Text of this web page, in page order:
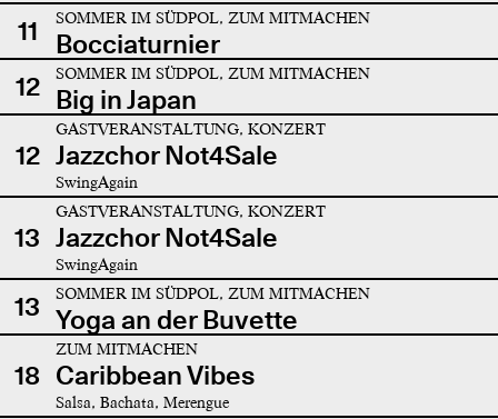
11 SOMMER IM SÜDPOL, ZUM MITMACHEN
Bocciaturnier
12
SOMMER IM SÜDPOL, ZUM MITMACHEN
Big in Japan
12
GASTVERANSTALTUNG, KONZERT
Jazzchor Not4Sale
SwingAgain
13
GASTVERANSTALTUNG, KONZERT
Jazzchor Not4Sale
SwingAgain
13 SOMMER IM SÜDPOL, ZUM MITMACHEN
Yoga an der Buvette
18
ZUM MITMACHEN
Caribbean Vibes
Salsa, Bachata, Merengue